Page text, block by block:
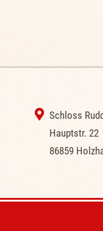
Schloss
‭Hauptstr. 22
‭86859